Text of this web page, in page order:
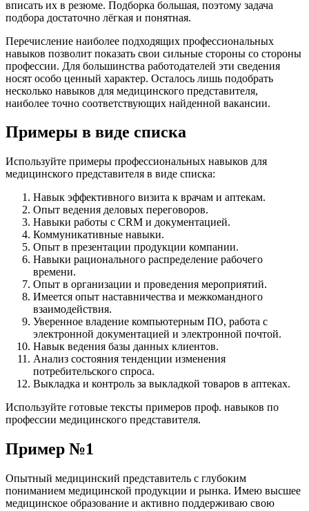
вписать их в резюме. Подборка большая, поэтому задача
подбора достаточно лёгкая и понятная.
Перечисление наиболее подходящих профессиональных
навыков позволит показать свои сильные стороны со стороны
профессии. Для большинства работодателей эти сведения
носят особо ценный характер. Осталось лишь подобрать
несколько навыков для медицинского представителя,
наиболее точно соответствующих найденной вакансии.
Примеры в виде списка
Используйте примеры профессиональных навыков для
медицинского представителя в виде списка:
Навык эффективного визита к врачам и аптекам.
Опыт ведения деловых переговоров.
Навыки работы с CRM и документацией.
Коммуникативные навыки.
Опыт в презентации продукции компании.
Навыки рационального распределение рабочего
времени.
Опыт в организации и проведения мероприятий.
Имеется опыт наставничества и межкомандного
взаимодействия.
Уверенное владение компьютерным ПО, работа с
электронной документацией и электронной почтой.
Навык ведения базы данных клиентов.
Анализ состояния тенденции изменения
потребительского спроса.
Выкладка и контроль за выкладкой товаров в аптеках.
Используйте готовые тексты примеров проф. навыков по
профессии медицинского представителя.
Пример №1
Опытный медицинский представитель с глубоким
пониманием медицинской продукции и рынка. Имею высшее
медицинское образование и активно поддерживаю свою